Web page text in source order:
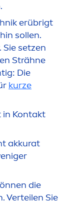
erübrigt
sollen.
setzen
Strähne
Die
kurze
in Kontakt
akkurat
die
Verteilen Sie